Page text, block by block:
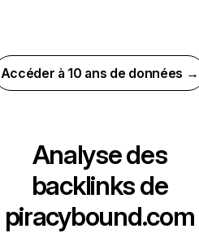
Accéder à 10 ans de données →
Analyse des
backlinks de
piracybound.com